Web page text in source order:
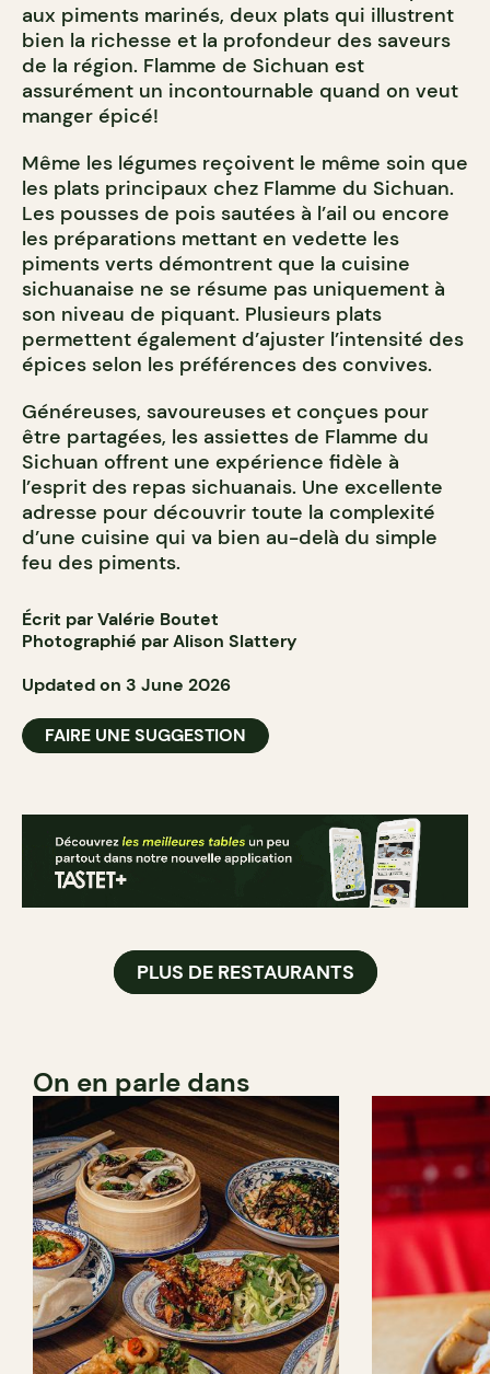
aux piments marinés, deux plats qui illustrent
bien la richesse et la profondeur des saveurs
de la région. Flamme de Sichuan est
assurément un incontournable quand on veut
manger épicé!
Même les légumes reçoivent le même soin que
les plats principaux chez Flamme du Sichuan.
Les pousses de pois sautées à l’ail ou encore
les préparations mettant en vedette les
piments verts démontrent que la cuisine
sichuanaise ne se résume pas uniquement à
son niveau de piquant. Plusieurs plats
permettent également d’ajuster l’intensité des
épices selon les préférences des convives.
Généreuses, savoureuses et conçues pour
être partagées, les assiettes de Flamme du
Sichuan offrent une expérience fidèle à
l’esprit des repas sichuanais. Une excellente
adresse pour découvrir toute la complexité
d’une cuisine qui va bien au-delà du simple
feu des piments.
Écrit par Valérie Boutet
Photographié par Alison Slattery
Updated on 3 June 2026
FAIRE UNE SUGGESTION
PLUS DE RESTAURANTS
On en parle dans